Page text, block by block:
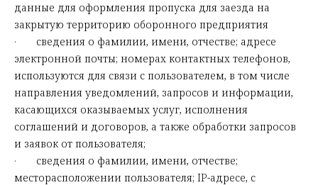
данные для оформления пропуска для заезда на
закрытую территорию оборонного предприятия
· сведения о фамилии, имени, отчестве; адресе
электронной почты; номерах контактных телефонов,
используются для связи с пользователем, в том числе
направления уведомлений, запросов и информации,
касающихся оказываемых услуг, исполнения
соглашений и договоров, а также обработки запросов
и заявок от пользователя;
· сведения о фамилии, имени, отчестве;
месторасположении пользователя; IP-адресе, с